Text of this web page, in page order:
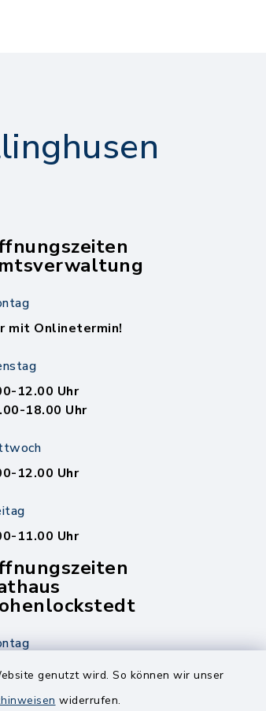
genutzt wird. So können wir unser
widerrufen.
mit Onlinetermin!
12.00 Uhr
18.00 Uhr
12.00 Uhr
11.00 Uhr
mit Onlinetermin!